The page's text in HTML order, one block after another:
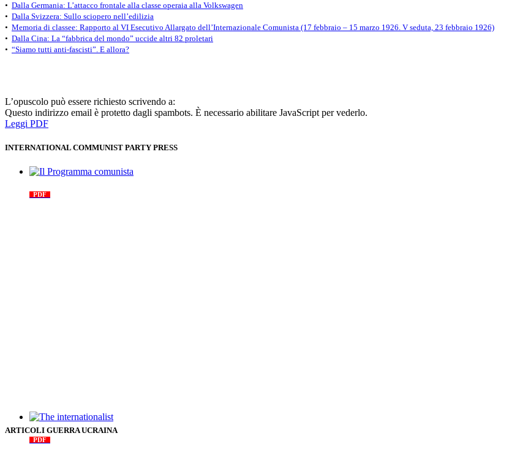
• Dalla Germania: L’attacco frontale alla classe operaia alla Volkswagen
• Dalla Svizzera: Sullo sciopero nell’edilizia
• Memoria di classee: Rapporto al VI Esecutivo Allargato dell’Internazionale Comunista (17 febbraio – 15 marzo 1926. V seduta, 23 febbraio 1926)
• Dalla Cina: La “fabbrica del mondo” uccide altri 82 proletari
• “Siamo tutti anti-fascisti”. E allora?
L’opuscolo può essere richiesto scrivendo a:
Questo indirizzo email è protetto dagli spambots. È necessario abilitare JavaScript per vederlo.
Leggi PDF
INTERNATIONAL COMMUNIST PARTY PRESS
PDF
The internationalist
PDF
ARTICOLI GUERRA UCRAINA